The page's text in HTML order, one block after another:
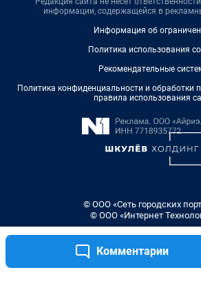
Комментарии
информации, содержащейся в
Информация об
Политика использования
Рекомендательные
Политика конфиденциальности и обработки
правила использования
© ООО «Сеть городских
© ООО «Интернет